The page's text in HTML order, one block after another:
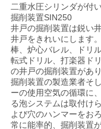
私
達
に
連
絡
二重水圧シリンダが付
掘削装置SIN250
井戸の掘削装置は鋭い
井戸をきれいにします
棒、炉心バレル、ドリ
転式ドリル、打楽器ド
の井戸の掘削装置があ
掘削装置の製造業者そ
ーの使用空気の循環に
る泡システムは取付け
よび穴のハンマーをお
常に能率的、掘削装置